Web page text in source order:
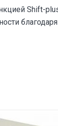
Shift-